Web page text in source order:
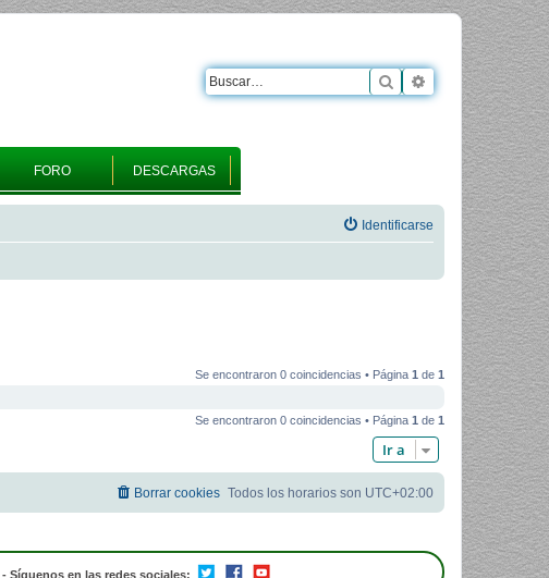
FORO DESCARGAS
Buscar Búsqueda
Identificarse
Se encontraron 0 coincidencias • Página 1 de 1
Se encontraron 0 coincidencias • Página 1 de 1
Ir a
Todos los horarios son UTC+02:00
Borrar cookies
- Síguenos en las redes sociales: